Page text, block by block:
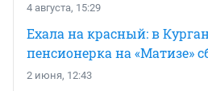
4 августа, 15:29
Ехала на красный: в
пенсионерка на «Матизе»
2 июня, 12:43